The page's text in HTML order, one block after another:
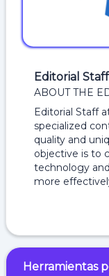
Editorial Staff
ABOUT THE
Editorial Staff
specialized
quality and
objective is to
technology
more
Herramientas